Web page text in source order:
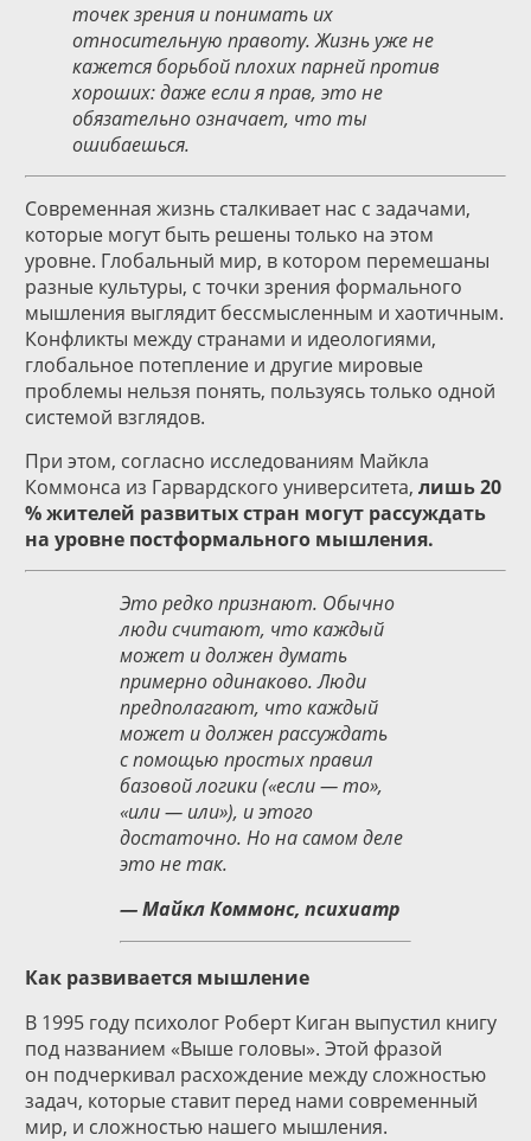
точек зрения и понимать их
относительную правоту. Жизнь уже не
кажется борьбой плохих парней против
хороших: даже если я прав, это не
обязательно означает, что ты
ошибаешься.
Современная жизнь сталкивает нас с задачами,
которые могут быть решены только на этом
уровне. Глобальный мир, в котором перемешаны
разные культуры, с точки зрения формального
мышления выглядит бессмысленным и хаотичным.
Конфликты между странами и идеологиями,
глобальное потепление и другие мировые
проблемы нельзя понять, пользуясь только одной
системой взглядов.
При этом, согласно исследованиям Майкла
Коммонса из Гарвардского университета, лишь 20
% жителей развитых стран могут рассуждать
на уровне постформального мышления.
Это редко признают. Обычно
люди считают, что каждый
может и должен думать
примерно одинаково. Люди
предполагают, что каждый
может и должен рассуждать
с помощью простых правил
базовой логики («если — то»,
«или — или»), и этого
достаточно. Но на самом деле
это не так.
— Майкл Коммонс, психиатр
Как развивается мышление
В 1995 году психолог Роберт Киган выпустил книгу
под названием «Выше головы». Этой фразой
он подчеркивал расхождение между сложностью
задач, которые ставит перед нами современный
мир, и сложностью нашего мышления.